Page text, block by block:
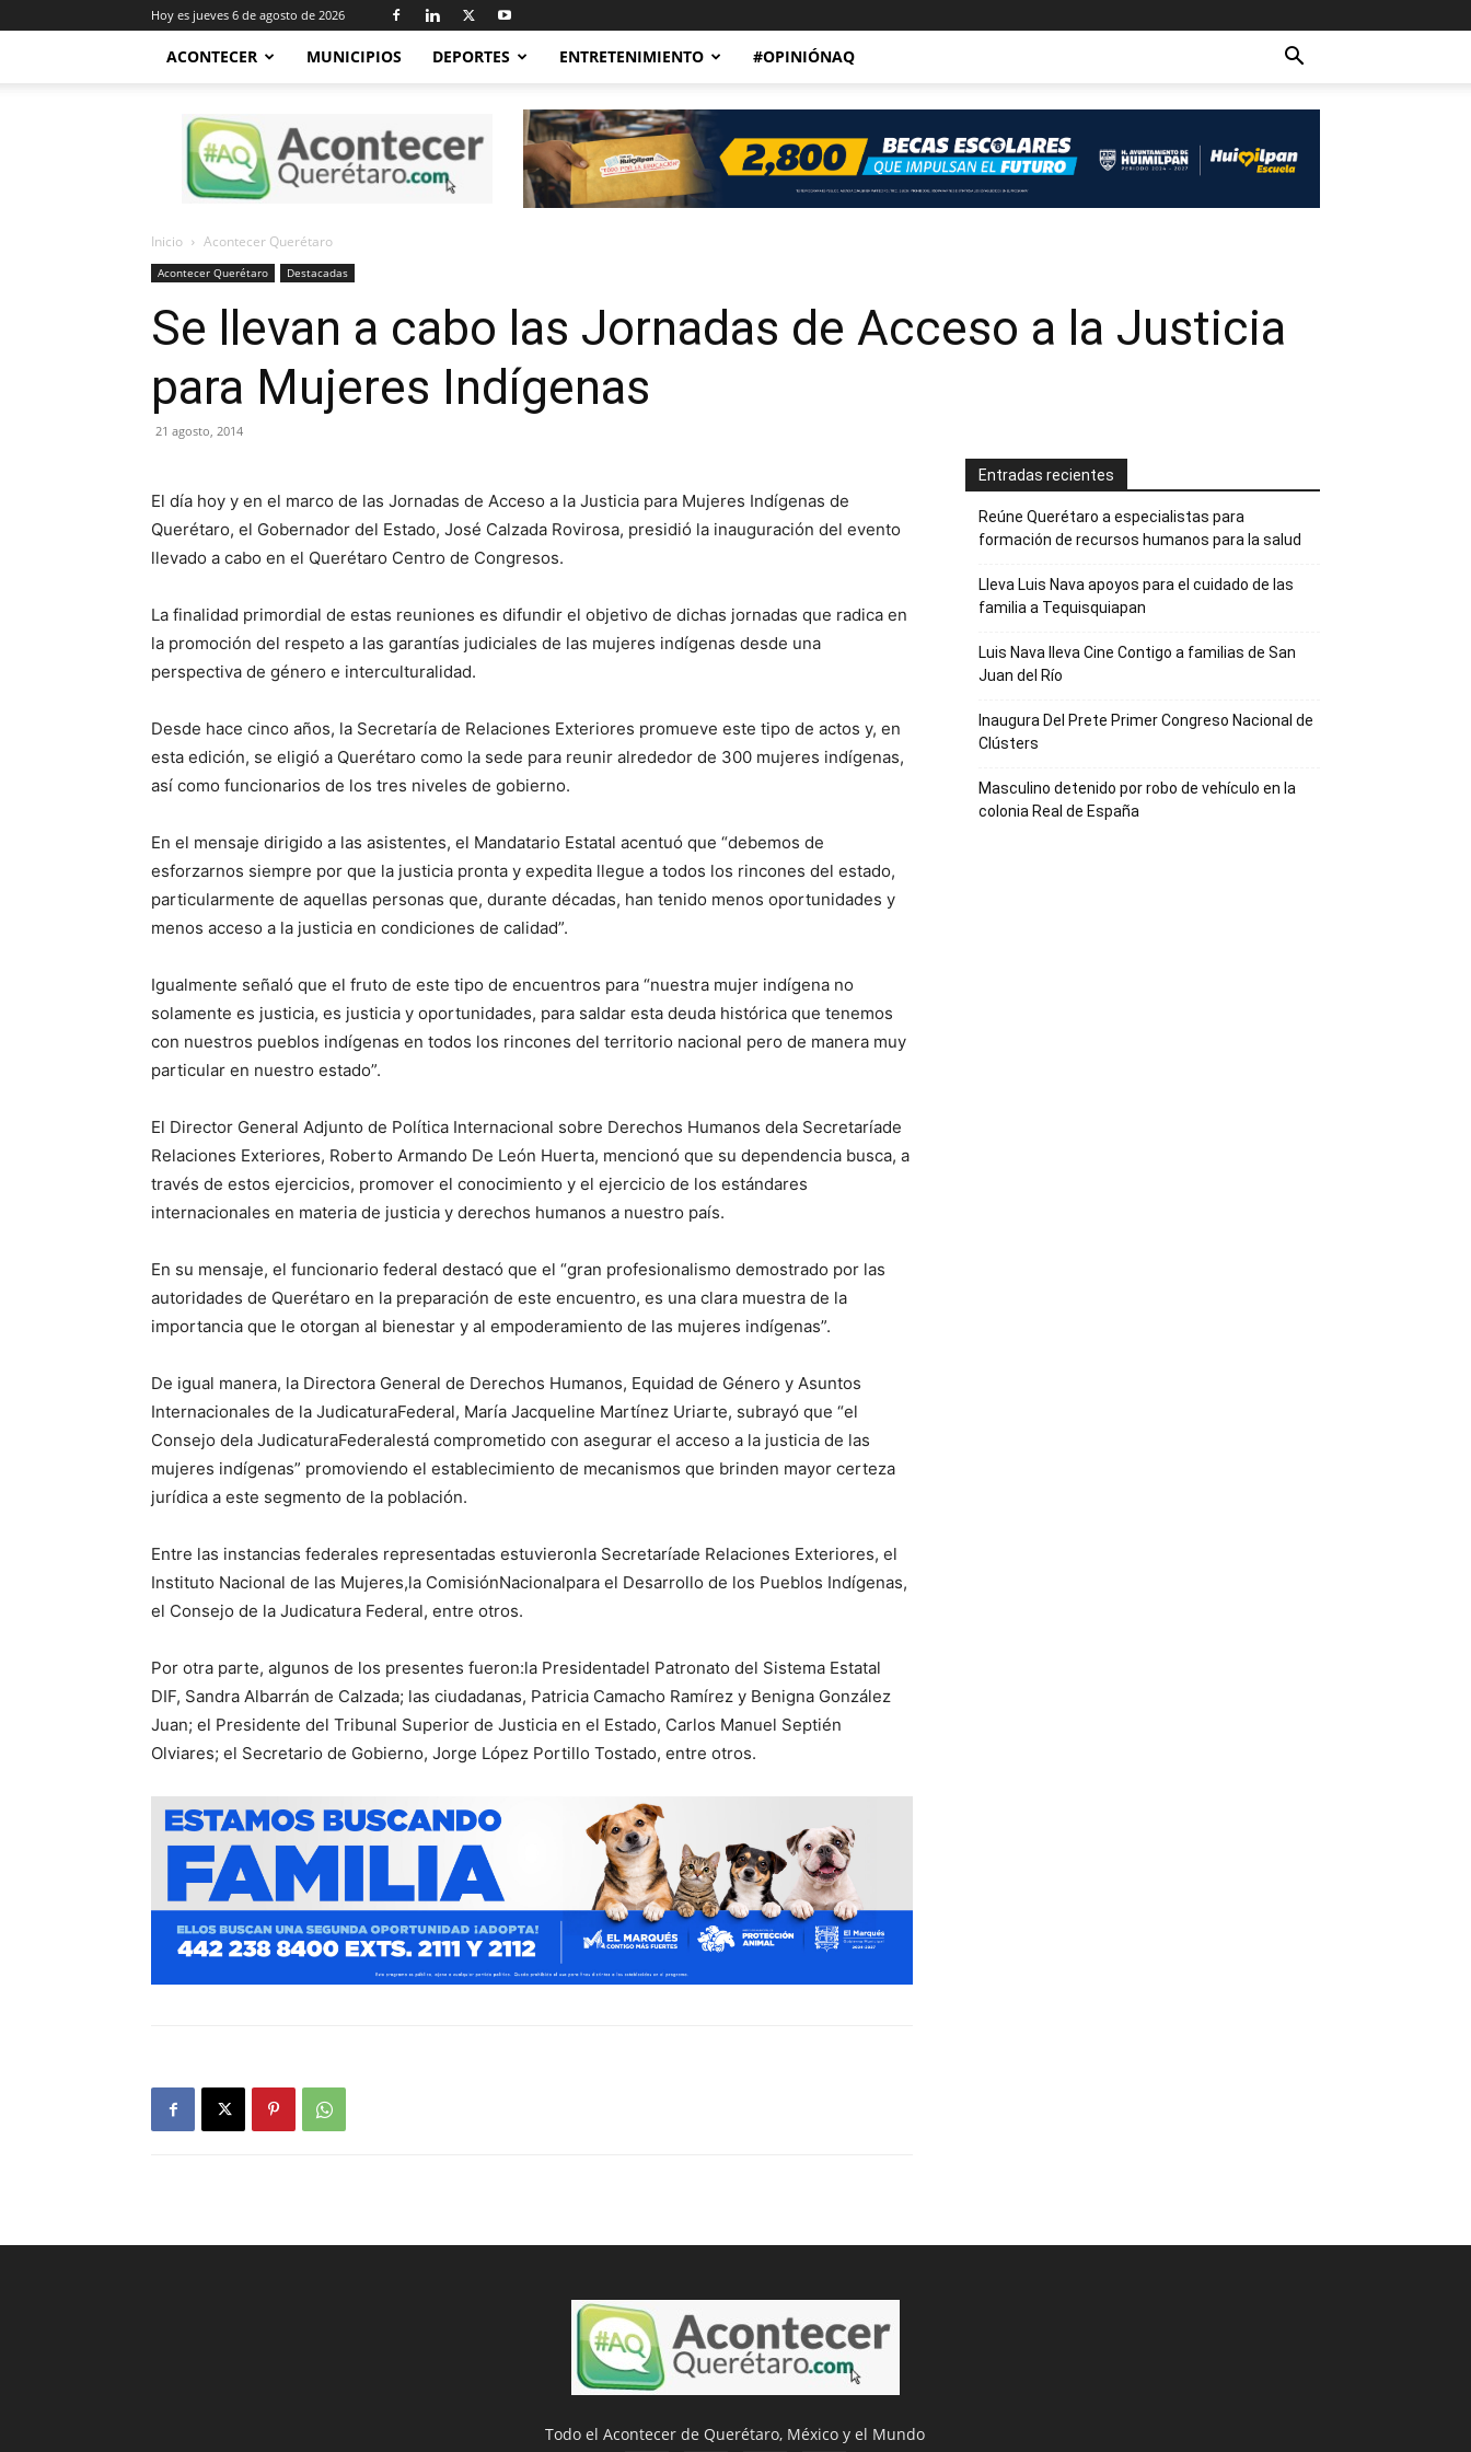
Hoy es jueves 6 de agosto de 2026
ACONTECER MUNICIPIOS DEPORTES ENTRETENIMIENTO #OPINIÓNAQ
Acontecer
Querétaro
Inicio Acontecer Querétaro
Acontecer Querétaro Destacadas
Se llevan a cabo las Jornadas de Acceso a la Justicia
para Mujeres Indígenas
21 agosto, 2014
El día hoy y en el marco de las Jornadas de Acceso a la Justicia para Mujeres Indígenas de
Querétaro, el Gobernador del Estado, José Calzada Rovirosa, presidió la inauguración del evento
llevado a cabo en el Querétaro Centro de Congresos.
La finalidad primordial de estas reuniones es difundir el objetivo de dichas jornadas que radica en
la promoción del respeto a las garantías judiciales de las mujeres indígenas desde una
perspectiva de género e interculturalidad.
Desde hace cinco años, la Secretaría de Relaciones Exteriores promueve este tipo de actos y, en
esta edición, se eligió a Querétaro como la sede para reunir alrededor de 300 mujeres indígenas,
así como funcionarios de los tres niveles de gobierno.
En el mensaje dirigido a las asistentes, el Mandatario Estatal acentuó que “debemos de
esforzarnos siempre por que la justicia pronta y expedita llegue a todos los rincones del estado,
particularmente de aquellas personas que, durante décadas, han tenido menos oportunidades y
menos acceso a la justicia en condiciones de calidad”.
Igualmente señaló que el fruto de este tipo de encuentros para “nuestra mujer indígena no
solamente es justicia, es justicia y oportunidades, para saldar esta deuda histórica que tenemos
con nuestros pueblos indígenas en todos los rincones del territorio nacional pero de manera muy
particular en nuestro estado”.
El Director General Adjunto de Política Internacional sobre Derechos Humanos dela Secretaríade
Relaciones Exteriores, Roberto Armando De León Huerta, mencionó que su dependencia busca, a
través de estos ejercicios, promover el conocimiento y el ejercicio de los estándares
internacionales en materia de justicia y derechos humanos a nuestro país.
En su mensaje, el funcionario federal destacó que el “gran profesionalismo demostrado por las
autoridades de Querétaro en la preparación de este encuentro, es una clara muestra de la
importancia que le otorgan al bienestar y al empoderamiento de las mujeres indígenas”.
De igual manera, la Directora General de Derechos Humanos, Equidad de Género y Asuntos
Internacionales de la JudicaturaFederal, María Jacqueline Martínez Uriarte, subrayó que “el
Consejo dela JudicaturaFederalestá comprometido con asegurar el acceso a la justicia de las
mujeres indígenas” promoviendo el establecimiento de mecanismos que brinden mayor certeza
jurídica a este segmento de la población.
Entre las instancias federales representadas estuvieronla Secretaríade Relaciones Exteriores, el
Instituto Nacional de las Mujeres,la ComisiónNacionalpara el Desarrollo de los Pueblos Indígenas,
el Consejo de la Judicatura Federal, entre otros.
Por otra parte, algunos de los presentes fueron:la Presidentadel Patronato del Sistema Estatal
DIF, Sandra Albarrán de Calzada; las ciudadanas, Patricia Camacho Ramírez y Benigna González
Juan; el Presidente del Tribunal Superior de Justicia en el Estado, Carlos Manuel Septién
Olviares; el Secretario de Gobierno, Jorge López Portillo Tostado, entre otros.
Entradas recientes
Reúne Querétaro a especialistas para
formación de recursos humanos para la salud
Lleva Luis Nava apoyos para el cuidado de las
familia a Tequisquiapan
Luis Nava lleva Cine Contigo a familias de San
Juan del Río
Inaugura Del Prete Primer Congreso Nacional de
Clústers
Masculino detenido por robo de vehículo en la
colonia Real de España
Todo el Acontecer de Querétaro, México y el Mundo